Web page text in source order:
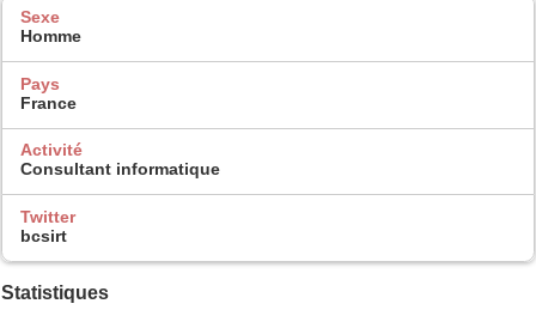
Sexe
Homme
Pays
France
Activité
Consultant informatique
Twitter
bcsirt
Statistiques